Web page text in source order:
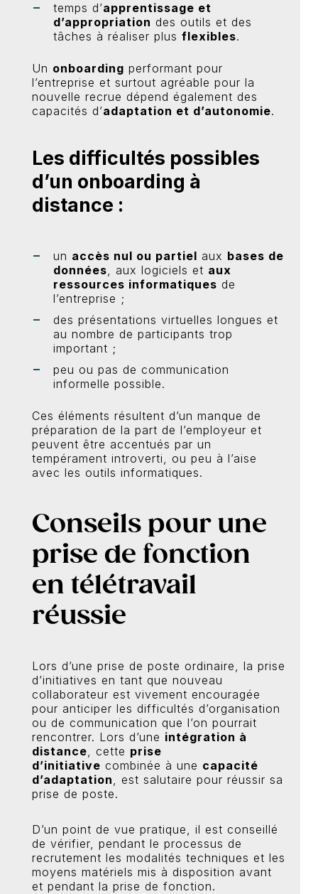
temps d’apprentissage et
d’appropriation des outils et des
tâches à réaliser plus flexibles.
Un onboarding performant pour
l’entreprise et surtout agréable pour la
nouvelle recrue dépend également des
capacités d’adaptation et d’autonomie.
Les difficultés possibles
d’un onboarding à
distance :
un accès nul ou partiel aux bases de
données, aux logiciels et aux
ressources informatiques de
l’entreprise ;
des présentations virtuelles longues et
au nombre de participants trop
important ;
peu ou pas de communication
informelle possible.
Ces éléments résultent d’un manque de
préparation de la part de l’employeur et
peuvent être accentués par un
tempérament introverti, ou peu à l’aise
avec les outils informatiques.
Conseils pour une
prise de fonction
en télétravail
réussie
Lors d’une prise de poste ordinaire, la prise
d’initiatives en tant que nouveau
collaborateur est vivement encouragée
pour anticiper les difficultés d’organisation
ou de communication que l’on pourrait
rencontrer. Lors d’une intégration à
distance, cette prise
d’initiative combinée à une capacité
d’adaptation, est salutaire pour réussir sa
prise de poste.
D’un point de vue pratique, il est conseillé
de vérifier, pendant le processus de
recrutement les modalités techniques et les
moyens matériels mis à disposition avant
et pendant la prise de fonction.